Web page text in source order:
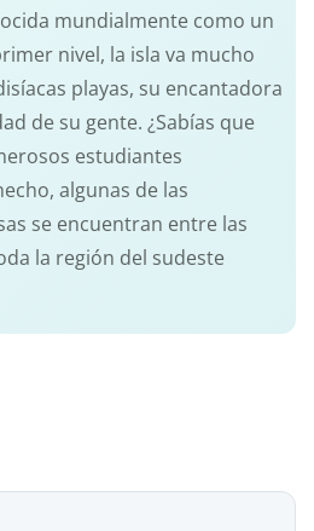
mundialmente como un
nivel, la isla va mucho
playas, su encantadora
de su gente. ¿Sabías que
estudiantes
algunas de las
se encuentran entre las
la región del sudeste